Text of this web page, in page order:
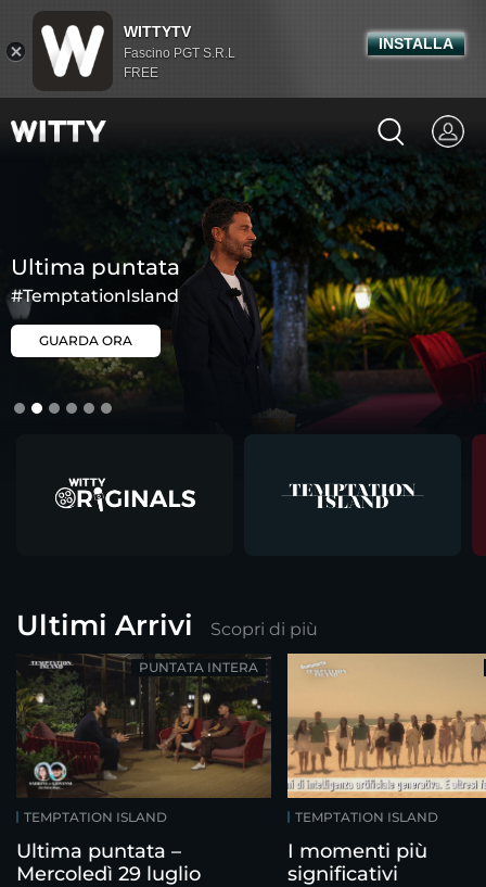
Ultima puntata
#TemptationIsland
GUARDA ORA
Ultimi Arrivi Scopri di più
TEMPTATION ISLAND
Ultima puntata –
Mercoledì 29 luglio
PUNTATA INTERA
TEMPTATION ISLAND
I momenti più
significativi
WITTYTV
Fascino PGT S.R.L
FREE
INSTALLA